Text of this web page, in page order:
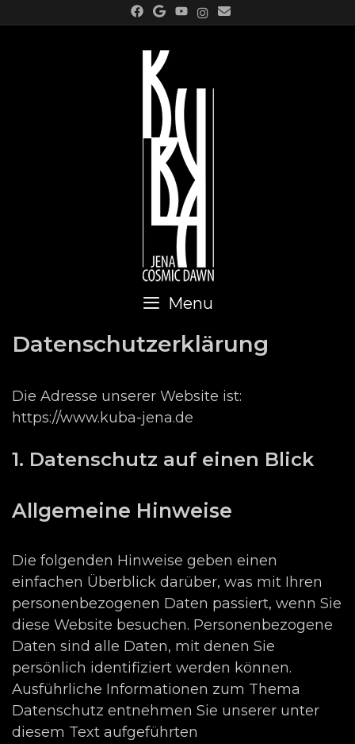
to
Menu
Datenschutzerklärung
Die Adresse unserer Website ist:
https://www.kuba-jena.de
1. Datenschutz auf einen Blick
Allgemeine Hinweise
Die folgenden Hinweise geben einen
einfachen Überblick darüber, was mit Ihren
personenbezogenen Daten passiert, wenn Sie
diese Website besuchen. Personenbezogene
Daten sind alle Daten, mit denen Sie
persönlich identifiziert werden können.
Ausführliche Informationen zum Thema
Datenschutz entnehmen Sie unserer unter
diesem Text aufgeführten